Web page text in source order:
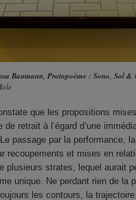
Baumann, Protopoème : Sono, Sol &
que les propositions
de retrait à l’égard d’une
passage par la performance,
recoupements et mises en
plusieurs strates, lequel aurait
unique. Ne perdant rien de la
les contours, la